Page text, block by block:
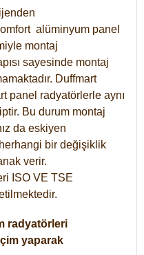
alüminyum panel
montaj
sayesinde montaj
Duffmart
panel radyatörlerle aynı
Bu durum montaj
da eskiyen
bir değişiklik
verir.
ISO VE TSE
radyatörleri
yaparak